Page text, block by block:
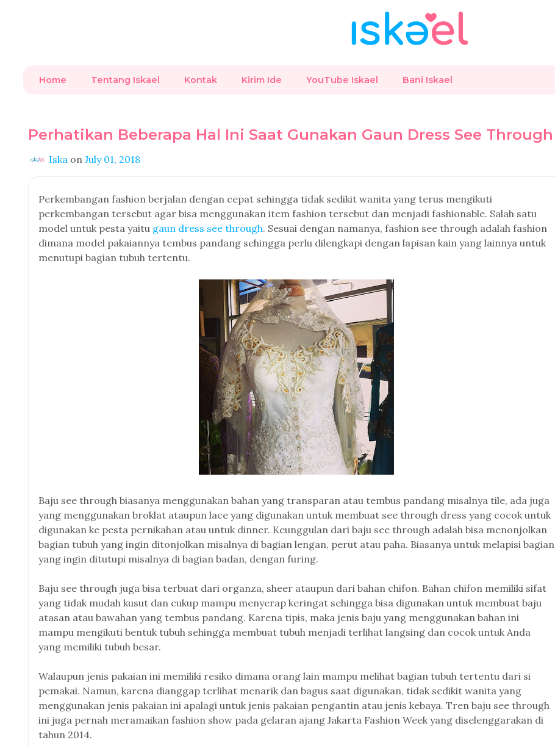
Home Tentang Iskael Kontak Kirim Ide YouTube Iskael Bani Iskael
Perhatikan Beberapa Hal Ini Saat Gunakan Gaun Dress See Through
Iska on July 01, 2018
Perkembangan fashion berjalan dengan cepat sehingga tidak sedikit wanita yang terus mengikuti
perkembangan tersebut agar bisa menggunakan item fashion tersebut dan menjadi fashionable. Salah satu
model untuk pesta yaitu gaun dress see through. Sesuai dengan namanya, fashion see through adalah fashion
dimana model pakaiannya tembus pandang sehingga perlu dilengkapi dengan lapisan kain yang lainnya untuk
menutupi bagian tubuh tertentu.
Baju see through biasanya menggunakan bahan yang transparan atau tembus pandang misalnya tile, ada juga
yang menggunakan broklat ataupun lace yang digunakan untuk membuat see through dress yang cocok untuk
digunakan ke pesta pernikahan atau untuk dinner. Keunggulan dari baju see through adalah bisa menonjolkan
bagian tubuh yang ingin ditonjolkan misalnya di bagian lengan, perut atau paha. Biasanya untuk melapisi bagian
yang ingin ditutupi misalnya di bagian badan, dengan furing.
Baju see through juga bisa terbuat dari organza, sheer ataupun dari bahan chifon. Bahan chifon memiliki sifat
yang tidak mudah kusut dan cukup mampu menyerap keringat sehingga bisa digunakan untuk membuat baju
atasan atau bawahan yang tembus pandang. Karena tipis, maka jenis baju yang menggunakan bahan ini
mampu mengikuti bentuk tubuh sehingga membuat tubuh menjadi terlihat langsing dan cocok untuk Anda
yang memiliki tubuh besar.
Walaupun jenis pakaian ini memiliki resiko dimana orang lain mampu melihat bagian tubuh tertentu dari si
pemakai. Namun, karena dianggap terlihat menarik dan bagus saat digunakan, tidak sedikit wanita yang
menggunakan jenis pakaian ini apalagi untuk jenis pakaian pengantin atau jenis kebaya. Tren baju see through
ini juga pernah meramaikan fashion show pada gelaran ajang Jakarta Fashion Week yang diselenggarakan di
tahun 2014.